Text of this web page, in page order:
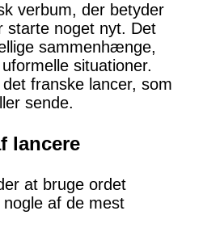
verbum, der betyder
starte noget nyt. Det
sammenhænge,
situationer.
franske lancer, som
sende.
lancere
at bruge ordet
af de mest